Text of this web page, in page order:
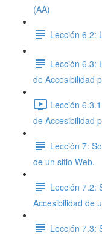
(AA)
Lección 6.2:
Lección 6.3:
de Accesibilidad
Lección
de Accesibilidad
Lección 7:
de un sitio Web.
Lección 7.2:
Accesibilidad de
Lección 7.3: